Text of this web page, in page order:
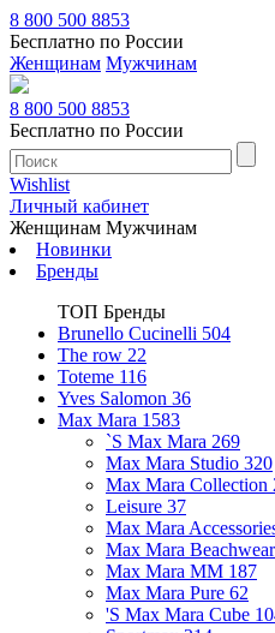
8 800 500 8853
Бесплатно по России
Женщинам Мужчинам
8 800 500 8853
Бесплатно по России
Wishlist
Личный кабинет
Женщинам Мужчинам
Новинки
Бренды
ТОП Бренды
Brunello Cucinelli 504
The row 22
Toteme 116
Yves Salomon 36
Max Mara 1583
`S Max Mara 269
Max Mara Studio 320
Max Mara Collection
Leisure 37
Max Mara
Max Mara Beachwear
Max Mara MM 187
Max Mara Pure 62
'S Max Mara Cube